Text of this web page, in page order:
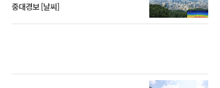
중대경보 [날씨]